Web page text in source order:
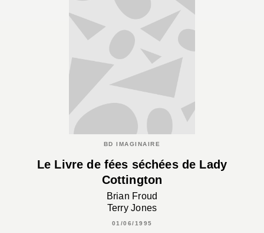
BD IMAGINAIRE
Le Livre de fées séchées de Lady
Cottington
Brian Froud
Terry Jones
01/06/1995